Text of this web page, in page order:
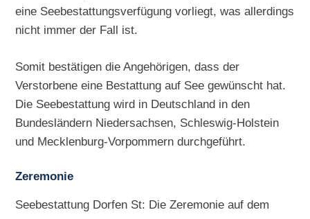
eine Seebestattungsverfügung vorliegt, was allerdings
nicht immer der Fall ist.
Somit bestätigen die Angehörigen, dass der
Verstorbene eine Bestattung auf See gewünscht hat.
Die Seebestattung wird in Deutschland in den
Bundesländern Niedersachsen, Schleswig-Holstein
und Mecklenburg-Vorpommern durchgeführt.
Zeremonie
Seebestattung Dorfen St: Die Zeremonie auf dem